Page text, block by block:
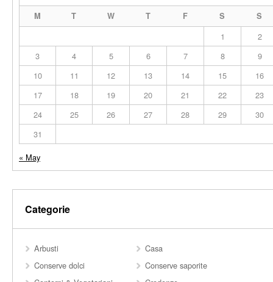
M T W T F S S
1
2
3
4 5 6 7 8
9
10
11 12 13 14 15
16
17
18 19 20 21 22
23
24
25 26 27 28 29
30
31
« May
Categorie
Arbusti
Casa
Conserve dolci
Conserve saporite